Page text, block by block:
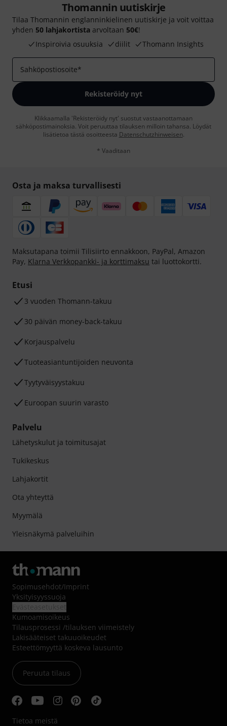
Thomannin uutiskirje
Tilaa Thomannin englanninkielinen uutiskirje ja voit voittaa
yhden 50 lahjakortista arvoltaan 50€!
Inspiroivia osuuksia
diilit Thomann Insights
Sahköpostiosoite*
Rekisteröidy nyt
Klikkaamalla 'Rekisteröidy nyt' suostut vastaanottamaan
sähköpostimainoksia. Voit peruuttaa tilauksen milloin tahansa. Löydät
lisätietoa tästä osoitteesta Datenschutzhinweisen.
* Vaaditaan
Osta ja maksa turvallisesti
Maksutapana toimii Tilisiirto ennakkoon, PayPal, Amazon
Pay, Klarna Verkkopankki- ja korttimaksu tai luottokortti.
Etusi
3 vuoden Thomann-takuu
30 päivän money-back-takuu
Korjauspalvelu
Tuoteasiantuntijoiden neuvonta
Tyytyväisyystakuu
Euroopan suurin varasto
Palvelu
Lähetyskulut ja toimitusajat
Tukikeskus
Lahjakortit
Ota yhteyttä
Myymälä
Yleisnäkymä palveluihin
Sopimusehdot/Imprint
Yksityisyyssuoja
Kumoamisoikeus
Tilausprosessi /tilauksen viimeistely
Lakisääteiset takuuoikeudet
Esteettömyyttä koskeva lausunto
Peruuta tilaus
Tietoa meistä